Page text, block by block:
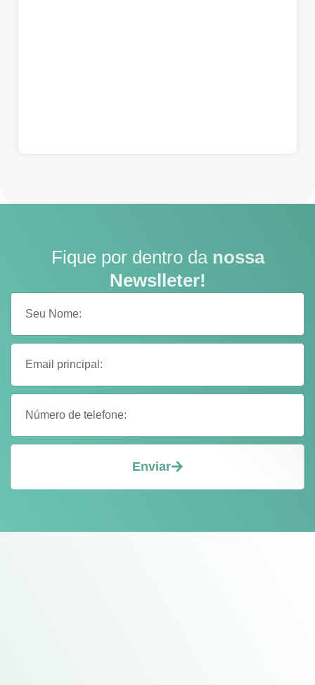
Fique por dentro da nossa
Newslleter!
Enviar